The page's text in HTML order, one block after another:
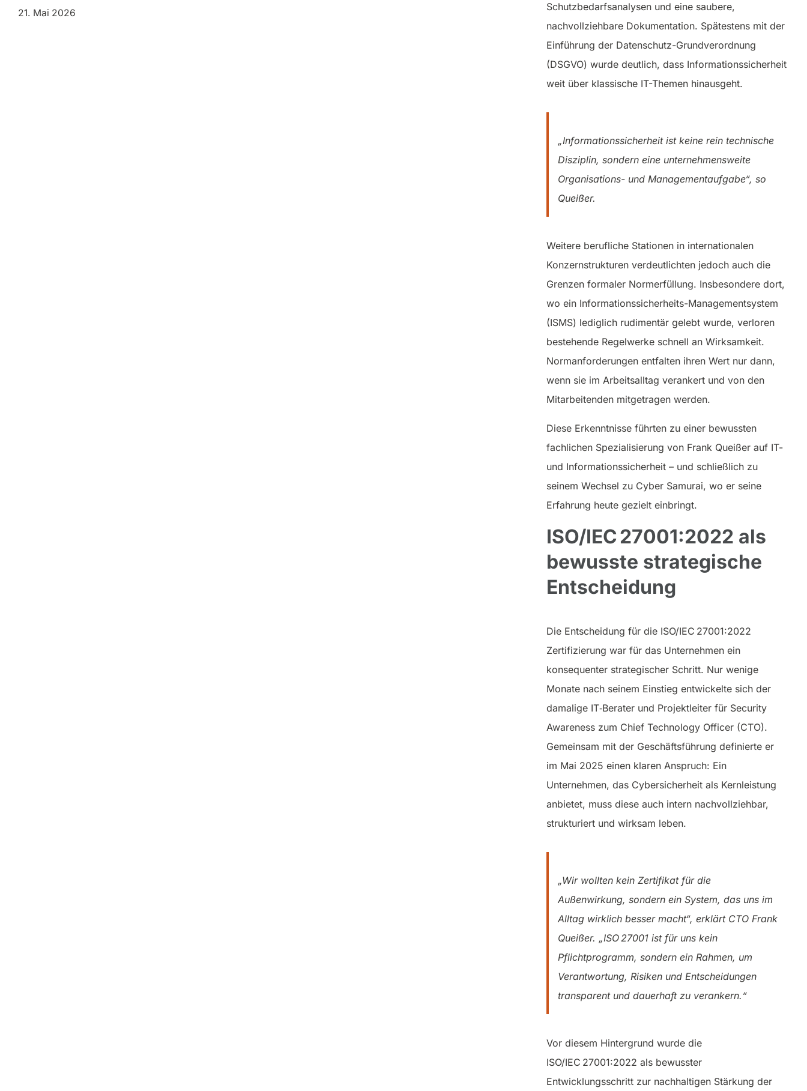
21. Mai 2026
Schutzbedarfsanalysen und eine saubere,
nachvollziehbare Dokumentation. Spätestens mit der
Einführung der Datenschutz-Grundverordnung
(DSGVO) wurde deutlich, dass Informationssicherheit
weit über klassische IT-Themen hinausgeht.
„Informationssicherheit ist keine rein technische
Disziplin, sondern eine unternehmensweite
Organisations- und Managementaufgabe“, so
Queißer.
Weitere berufliche Stationen in internationalen
Konzernstrukturen verdeutlichten jedoch auch die
Grenzen formaler Normerfüllung. Insbesondere dort,
wo ein Informationssicherheits-Managementsystem
(ISMS) lediglich rudimentär gelebt wurde, verloren
bestehende Regelwerke schnell an Wirksamkeit.
Normanforderungen entfalten ihren Wert nur dann,
wenn sie im Arbeitsalltag verankert und von den
Mitarbeitenden mitgetragen werden.
Diese Erkenntnisse führten zu einer bewussten
fachlichen Spezialisierung von Frank Queißer auf IT-
und Informationssicherheit – und schließlich zu
seinem Wechsel zu Cyber Samurai, wo er seine
Erfahrung heute gezielt einbringt.
ISO/IEC 27001:2022 als
bewusste strategische
Entscheidung
Die Entscheidung für die ISO/IEC 27001:2022
Zertifizierung war für das Unternehmen ein
konsequenter strategischer Schritt. Nur wenige
Monate nach seinem Einstieg entwickelte sich der
damalige IT‑Berater und Projektleiter für Security
Awareness zum Chief Technology Officer (CTO).
Gemeinsam mit der Geschäftsführung definierte er
im Mai 2025 einen klaren Anspruch: Ein
Unternehmen, das Cybersicherheit als Kernleistung
anbietet, muss diese auch intern nachvollziehbar,
strukturiert und wirksam leben.
„Wir wollten kein Zertifikat für die
Außenwirkung, sondern ein System, das uns im
Alltag wirklich besser macht“, erklärt CTO Frank
Queißer. „ISO 27001 ist für uns kein
Pflichtprogramm, sondern ein Rahmen, um
Verantwortung, Risiken und Entscheidungen
transparent und dauerhaft zu verankern.“
Vor diesem Hintergrund wurde die
ISO/IEC 27001:2022 als bewusster
Entwicklungsschritt zur nachhaltigen Stärkung der